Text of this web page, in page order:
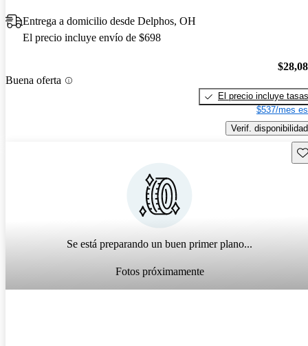
Entrega a domicilio desde Delphos, OH
El precio incluye envío de $698
Buena oferta
El precio incluye tasas
$537/mes
Verif. disponibilidad
Se está preparando un buen primer plano...
Fotos próximamente